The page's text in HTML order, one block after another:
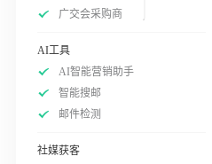
广交会采购商
AI工具
AI智能营销助手
智能搜邮
邮件检测
社媒获客